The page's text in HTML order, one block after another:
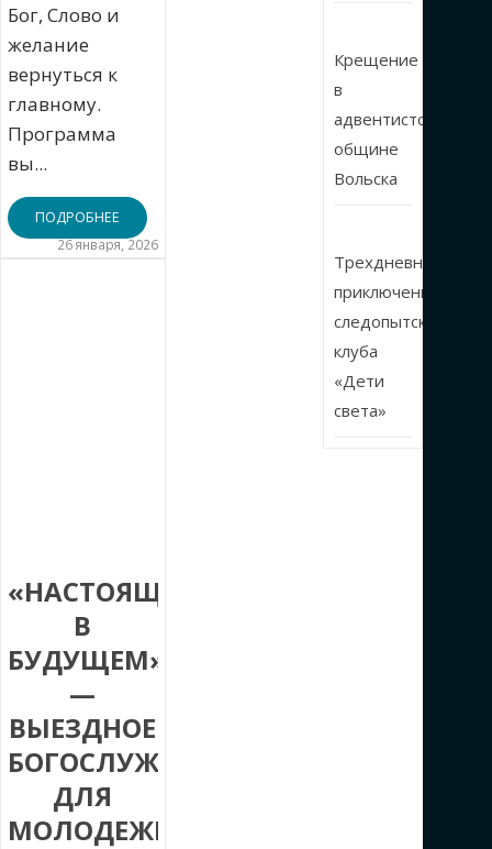
Бог, Слово и
желание
вернуться к
главному.
Программа
вы...
ПОДРОБНЕЕ
26 января, 2026
«НАСТОЯЩЕЕ
В
БУДУЩЕМ»
—
ВЫЕЗДНОЕ
БОГОСЛУЖЕНИЕ
ДЛЯ
МОЛОДЕЖИ
Крещение
в
адвентистской
общине
Вольска
Трехдневные
приключения
следопытского
клуба
«Дети
света»